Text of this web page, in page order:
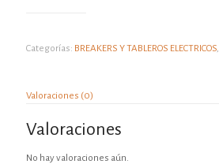
Categorías: BREAKERS Y TABLEROS ELECTRICOS,
Valoraciones (0)
Valoraciones
No hay valoraciones aún.